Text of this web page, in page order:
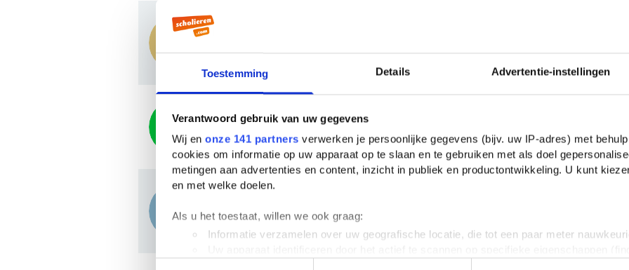
Toestemming Details Advertentie-instellingen
Verantwoord gebruik van uw gegevens
Wij en onze 141 partners verwerken je persoonlijke gegevens (bijv. uw IP-adres) met
cookies om informatie op uw apparaat op te slaan en te gebruiken met als doel
metingen aan advertenties en content, inzicht in publiek en productontwikkeling. U kunt
en met welke doelen.
Als u het toestaat, willen we ook graag:
Informatie verzamelen over uw geografische locatie, die tot een paar meter
Boekverslag Engels door een scholier
The toll bridge door Aidan Chambers
Boekverslag Engels door een scholier| 3e klas vwo
Boekverslag Engels door een scholier